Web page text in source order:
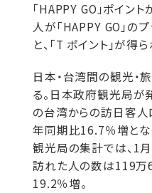
「HAPPY GO」ポイン
人が「HAPPY GO」の
と、「T ポイント」が得
日本・台湾間の観光・
る。日本政府観光局
の台湾からの訪日客
年同期比16.7％増とな
観光局の集計では、1
訪れた人の数は119万
19.2％増。